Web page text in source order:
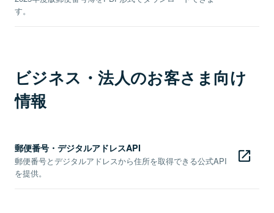
す。
ビジネス・法人のお客さま向け
情報
郵便番号・デジタルアドレスAPI
郵便番号とデジタルアドレスから住所を取得できる公式API
を提供。